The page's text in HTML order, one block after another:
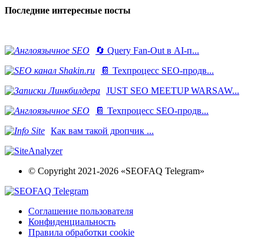
Последние интересные посты
🔄 Query Fan-Out в AI-п...
📔 Техпроцесс SEO-продв...
JUST SEO MEETUP WARSAW...
📔 Техпроцесс SEO-продв...
Как вам такой дропчик ...
© Copyright 2021-2026 «SEOFAQ Telegram»
Соглашение пользователя
Конфиденциальность
Правила обработки cookie